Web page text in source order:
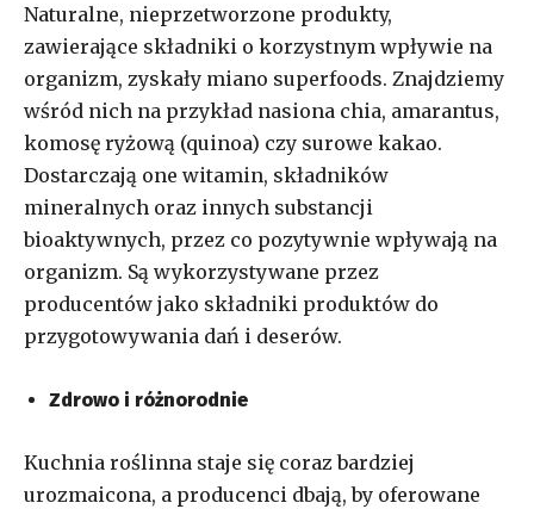
Naturalne, nieprzetworzone produkty,
zawierające składniki o korzystnym wpływie na
organizm, zyskały miano superfoods. Znajdziemy
wśród nich na przykład nasiona chia, amarantus,
komosę ryżową (quinoa) czy surowe kakao.
Dostarczają one witamin, składników
mineralnych oraz innych substancji
bioaktywnych, przez co pozytywnie wpływają na
organizm. Są wykorzystywane przez
producentów jako składniki produktów do
przygotowywania dań i deserów.
Zdrowo i różnorodnie
Kuchnia roślinna staje się coraz bardziej
urozmaicona, a producenci dbają, by oferowane